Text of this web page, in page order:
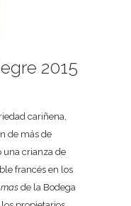
2015
cariñena,
de más de
una crianza de
francés en los
mas de la Bodega